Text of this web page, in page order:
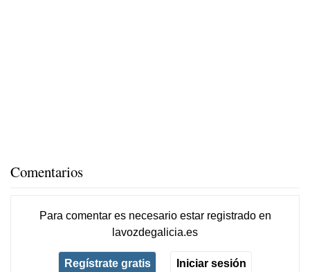
Comentarios
Para comentar es necesario estar registradoen
lavozdegalicia.es
Regístrate gratis Iniciar sesión